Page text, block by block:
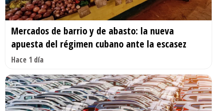
Mercados de barrio y de abasto: la nueva
apuesta del régimen cubano ante la escasez
Hace 1 día